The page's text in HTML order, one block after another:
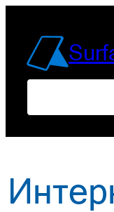
содержимому